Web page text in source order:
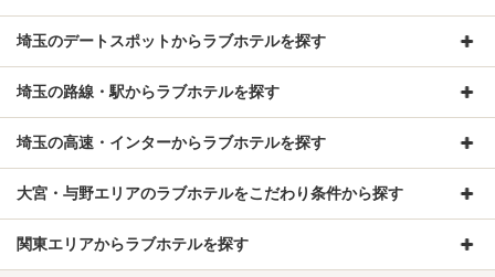
埼玉のデートスポットからラブホテルを探す
埼玉の路線・駅からラブホテルを探す
埼玉の高速・インターからラブホテルを探す
大宮・与野エリアのラブホテルをこだわり条件から探す
関東エリアからラブホテルを探す